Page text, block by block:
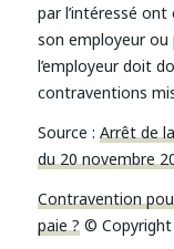
par l’intéressé
son employeur ou
l’employeur doit
contraventions
Source : Arrêt de
du 20 novembre
Contravention
paie ? © Copyright